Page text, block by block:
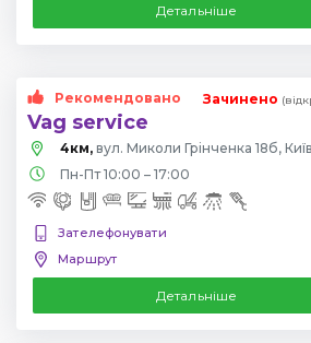
Детальніше
Рекомендовано
Vag service
Зачинено
4км, вул. Миколи Грінченка 18б, Київ
Пн-Пт 10:00 – 17:00
Зателефонувати
Маршрут
Детальніше